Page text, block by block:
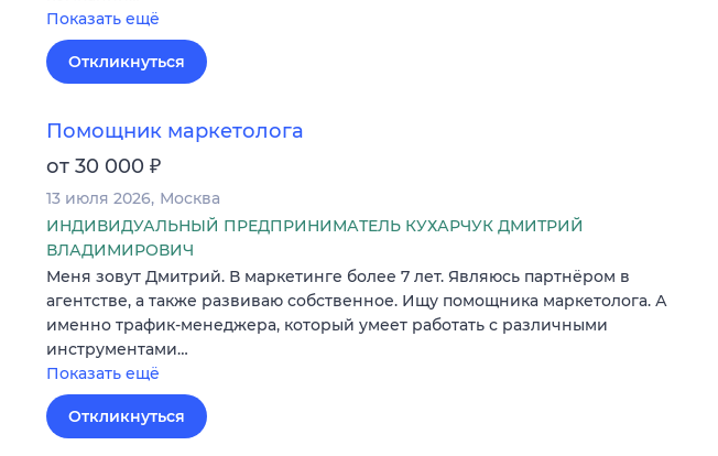
Показать ещё
Откликнуться
Помощник маркетолога
от 30 000 ₽
13 июля 2026 Москва
ИНДИВИДУАЛЬНЫЙ ПРЕДПРИНИМАТЕЛЬ КУХАРЧУК ДМИТРИЙ
ВЛАДИМИРОВИЧ
Меня зовут Дмитрий. В маркетинге более 7 лет. Являюсь партнёром в
агентстве, а также развиваю собственное. Ищу помощника маркетолога. А
именно трафик-менеджера, который умеет работать с различными
инструментами…
Показать ещё
Откликнуться